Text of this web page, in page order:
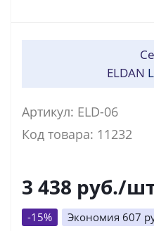
Артикул: ELD-06
Код товара: 11232
ELDAN
3 438 руб./
-15% Экономия 607